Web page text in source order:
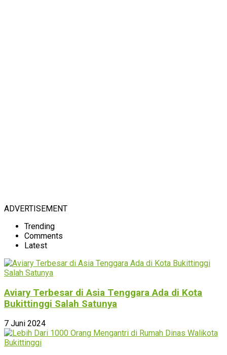
ADVERTISEMENT
Trending
Comments
Latest
Aviary Terbesar di Asia Tenggara Ada di Kota
Bukittinggi Salah Satunya
7 Juni 2024